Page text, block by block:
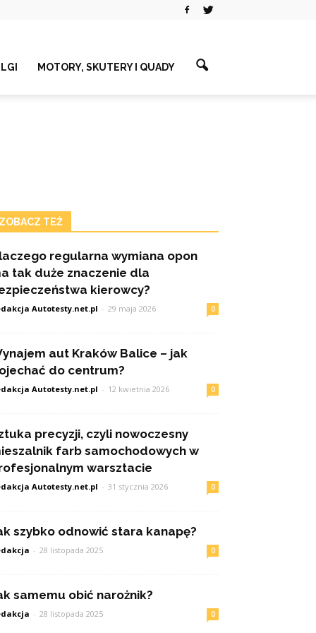
MOTORY, SKUTERY I QUADY
ZOBACZ TEŻ
regularna wymiana opon
tak duże znaczenie dla
kierowcy?
Autotesty.net.pl - 29 maja 2026 0
aut Kraków Balice – jak
do centrum?
Autotesty.net.pl - 12 kwietnia 2026 0
precyzji, czyli nowoczesny
farb samochodowych w
warsztacie
Autotesty.net.pl - 31 stycznia 2026 0
szybko odnowić stara kanapę?
- 28 listopada 2025 0
samemu obić narożnik?
- 28 listopada 2025 0